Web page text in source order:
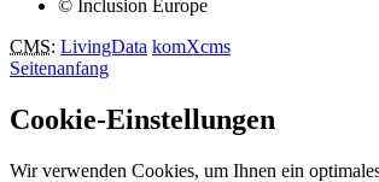
© Inclusion Europe
CMS: LivingData komXcms
Seitenanfang
Cookie-Einstellungen
Wir verwenden Cookies, um Ihnen ein